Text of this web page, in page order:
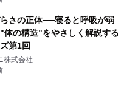
さの正体──寝ると呼吸が弱
体の構造"をやさしく解説する
第1回
株式会社